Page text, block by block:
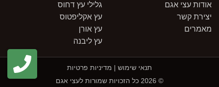
אודות עצי אגם
יצירת קשר
מאמרים
גלילי עץ דחוס
עץ אקליפטוס
עץ אורן
עץ ליבנה
תנאי שימוש | מדיניות פרטיות
© 2026 כל הזכויות שמורות לעצי אגם